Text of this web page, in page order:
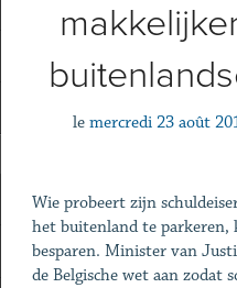
le mercredi 23 août
Wie probeert zijn
het buitenland te parkeren,
besparen. Minister van
de Belgische wet aan zodat